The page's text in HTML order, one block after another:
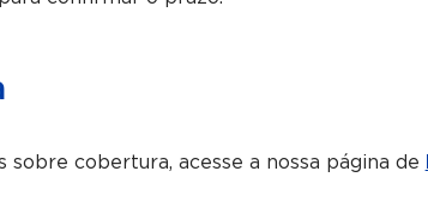
sobre cobertura, acesse a nossa página de